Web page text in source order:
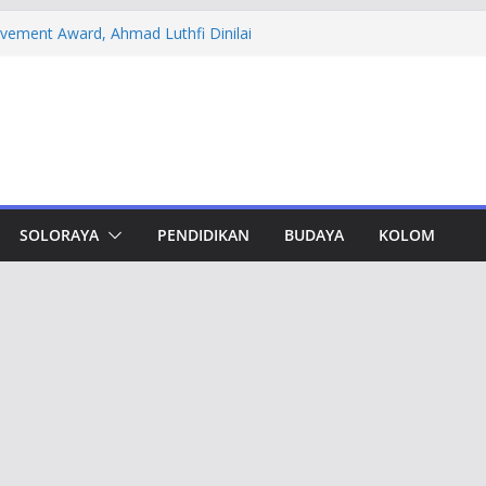
Award, Ahmad Luthfi Dinilai
Lewat Capacity Building
Ajak Aktivis Mahasiswa Tetap Kritis
Muktamar Tapak Suci, Ahmad Luthfi
Jadi Penguat Persatuan Bangsa
SOLORAYA PENDIDIKAN BUDAYA KOLOM